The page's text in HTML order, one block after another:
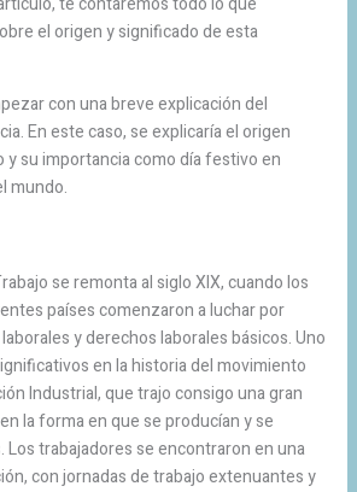
el origen y significado de esta
con una breve explicación del
En este caso, se explicaría el origen
y su importancia como día festivo en
mundo.
se remonta al siglo XIX, cuando los
países comenzaron a luchar por
y derechos laborales básicos. Uno
en la historia del movimiento
Industrial, que trajo consigo una gran
la forma en que se producían y se
Los trabajadores se encontraron en una
con jornadas de trabajo extenuantes y